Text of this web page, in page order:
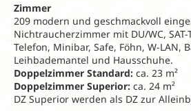
Zimmer
209 modern und geschmackvoll
Nichtraucherzimmer mit DU/WC, SAT-
Telefon, Minibar, Safe, Föhn, W-LAN,
Leihbademantel und Hausschuhe.
Doppelzimmer Standard: ca. 23 m²
Doppelzimmer Superior: ca. 24 m²
DZ Superior werden als DZ zur